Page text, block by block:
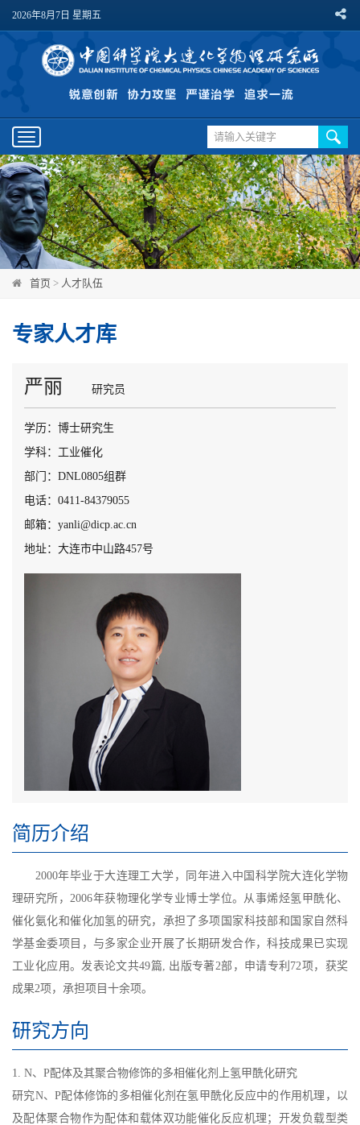
2026年8月7日 星期五
Toggle
navigation
首页 > 人才队伍
专家人才库
严丽 研究员
学历：博士研究生
学科：工业催化
部门：DNL0805组群
电话：0411-84379055
邮箱：yanli@dicp.ac.cn
地址：大连市中山路457号
简历介绍
2000年毕业于大连理工大学，同年进入中国科学院大连化学物
理研究所，2006年获物理化学专业博士学位。从事烯烃氢甲酰化、
催化氨化和催化加氢的研究，承担了多项国家科技部和国家自然科
学基金委项目，与多家企业开展了长期研发合作，科技成果已实现
工业化应用。发表论文共49篇, 出版专著2部，申请专利72项，获奖
成果2项，承担项目十余项。
研究方向
1. N、P配体及其聚合物修饰的多相催化剂上氢甲酰化研究
研究N、P配体修饰的多相催化剂在氢甲酰化反应中的作用机理，以
及配体聚合物作为配体和载体双功能催化反应机理；开发负载型类